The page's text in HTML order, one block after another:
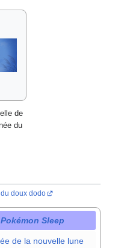
de
du
doux dodo
Pokémon Sleep
de la nouvelle lune